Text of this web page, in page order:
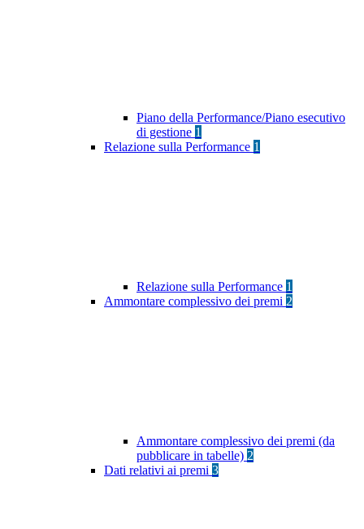
Piano della Performance/Piano esecutivo
di gestione 1
Relazione sulla Performance 1
Relazione sulla Performance 1
Ammontare complessivo dei premi 2
Ammontare complessivo dei premi (da
pubblicare in tabelle) 2
Dati relativi ai premi 3